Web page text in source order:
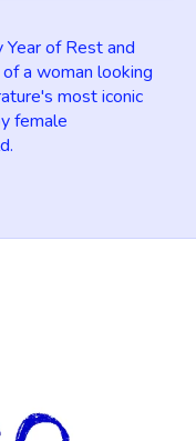
of Rest and
a woman looking
most iconic
female